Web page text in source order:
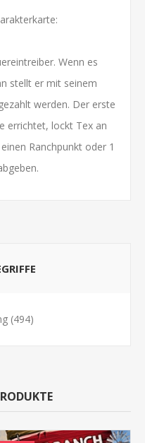
Wenn es
stellt er mit seinem
werden. Der erste
errichtet, lockt Tex an
Ranchpunkt oder 1
(494)